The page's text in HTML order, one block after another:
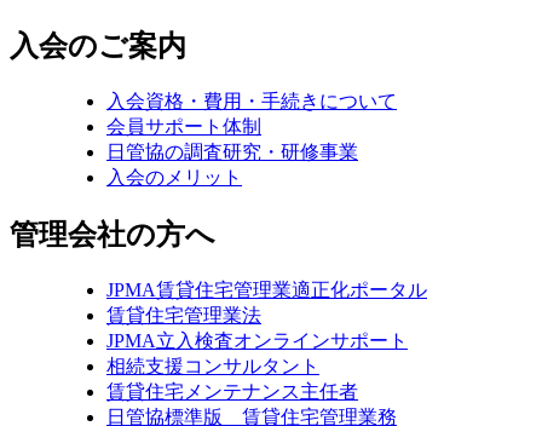
入会のご案内
入会資格・費用・手続きについて
会員サポート体制
日管協の調査研究・研修事業
入会のメリット
管理会社の方へ
JPMA賃貸住宅管理業適正化ポータル
賃貸住宅管理業法
JPMA立入検査オンラインサポート
相続支援コンサルタント
賃貸住宅メンテナンス主任者
日管協標準版 賃貸住宅管理業務